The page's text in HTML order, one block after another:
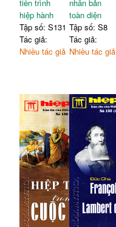
tiến trình
hiệp hành
Tập số: S131
Tác giả:
Nhiều tác giả
nhân bản
toàn diện
Tập số: S8
Tác giả:
Nhiều tác giả